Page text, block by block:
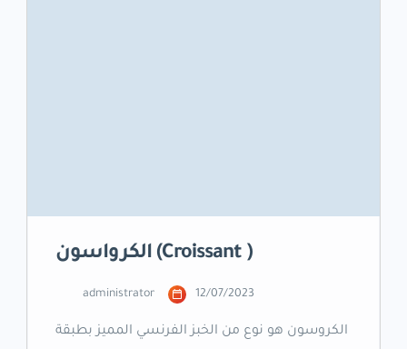
الكرواسون (Croissant )
administrator 12/07/2023
الكروسون هو نوع من الخبز الفرنسي المميز بطبقة